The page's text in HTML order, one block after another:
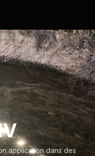
application dans des